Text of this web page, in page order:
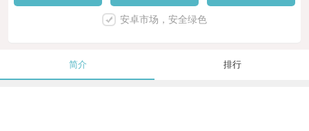
安卓市场，安全绿色
简介 排行